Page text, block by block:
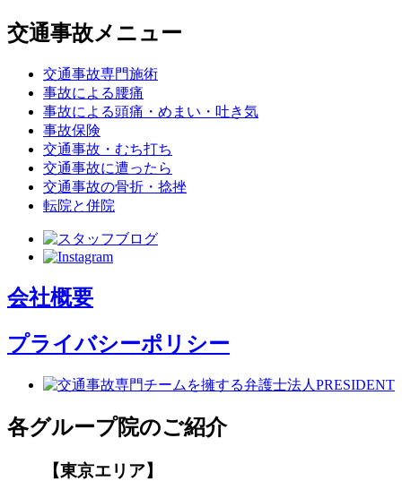
交通事故メニュー
交通事故専門施術
事故による腰痛
事故による頭痛・めまい・吐き気
事故保険
交通事故・むち打ち
交通事故に遭ったら
交通事故の骨折・捻挫
転院と併院
会社概要
プライバシーポリシー
各グループ院のご紹介
【東京エリア】